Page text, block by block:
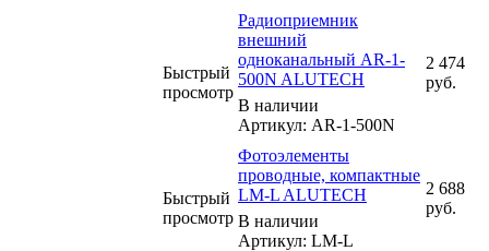
Быстрый
просмотр
Радиоприемник
внешний
одноканальный AR-1-
500N ALUTECH
В наличии
Артикул: AR-1-500N
2 474
руб.
Быстрый
просмотр
Фотоэлементы
проводные, компактные
LM-L ALUTECH
В наличии
Артикул: LM-L
2 688
руб.